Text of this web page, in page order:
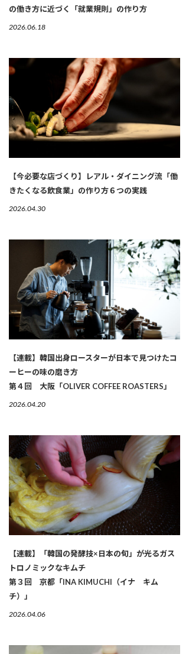
の働き方に近づく「就業規則」の作り方
2026.06.18
【今必要な店づくり】レアル・ダイニング流「働
きたくなる飲食業」の作り方６つの実践
2026.04.30
【連載】韓国出身ロースターが日本で見つけたコ
ーヒーの味の磨き方
第４回 大阪「OLIVER COFFEE ROASTERS」
2026.04.20
【連載】「韓国の発酵技×日本の旬」が光るガス
トロノミックなキムチ
第３回 京都「INA KIMUCHI（イナ キム
チ）」
2026.04.06